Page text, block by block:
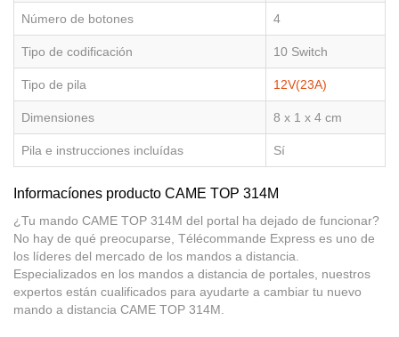
Número de botones 4
Tipo de codificación 10 Switch
Tipo de pila 12V(23A)
Dimensiones 8 x 1 x 4 cm
Pila e instrucciones incluídas Sí
Informacíones producto CAME TOP 314M
¿Tu mando CAME TOP 314M del portal ha dejado de funcionar?
No hay de qué preocuparse, Télécommande Express es uno de
los líderes del mercado de los mandos a distancia.
Especializados en los mandos a distancia de portales, nuestros
expertos están cualificados para ayudarte a cambiar tu nuevo
mando a distancia CAME TOP 314M.